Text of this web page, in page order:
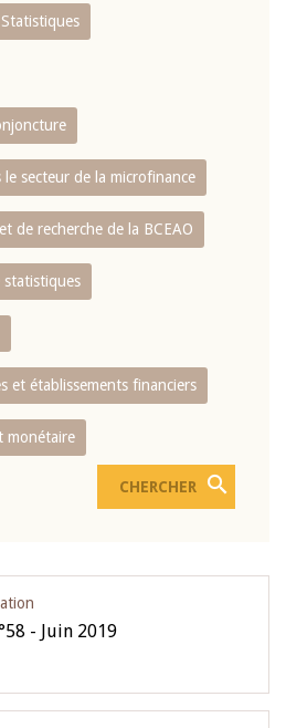
le secteur de la microfinance
de recherche de la BCEAO
statistiques
et établissements financiers
monétaire
- Juin 2019